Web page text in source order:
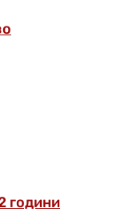
години